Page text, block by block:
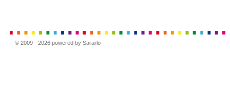
© 2009 - 2026 powered by Sararlo